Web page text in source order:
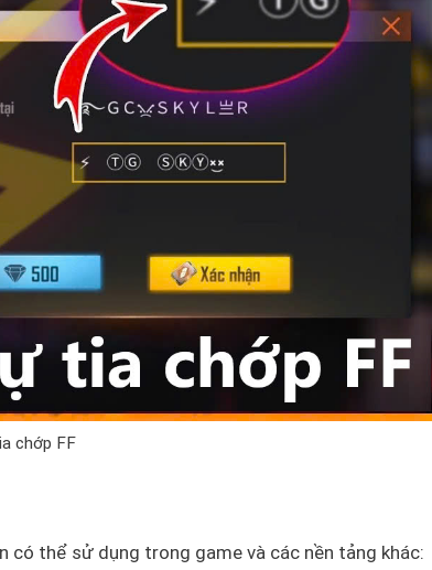
chớp FF
có thể sử dụng trong game và các nền tảng khác: